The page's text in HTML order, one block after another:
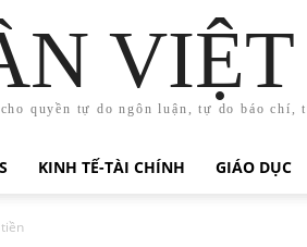
quyền tự do ngôn luận, tự do báo chí,
KINH TẾ-TÀI CHÍNH GIÁO DỤC